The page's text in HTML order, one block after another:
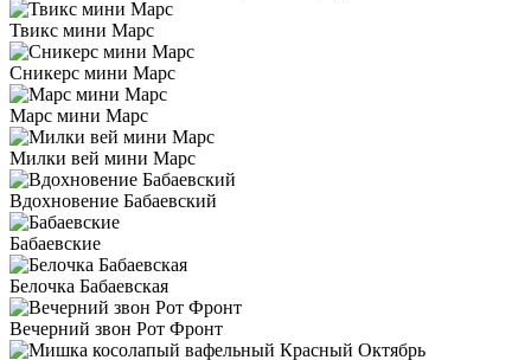
Твикс мини Марс
Сникерс мини Марс
Марс мини Марс
Милки вей мини Марс
Вдохновение Бабаевский
Бабаевские
Белочка Бабаевская
Вечерний звон Рот Фронт